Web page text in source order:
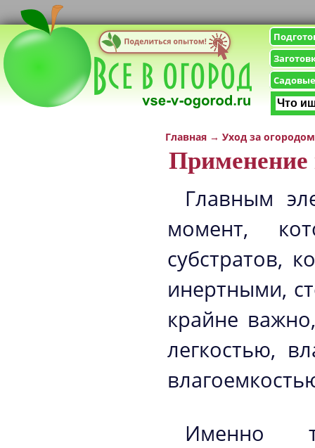
Главная → Уход за огородом
Применение
Главным
момент,
субстратов,
инертными,
крайне
легкостью,
Именно